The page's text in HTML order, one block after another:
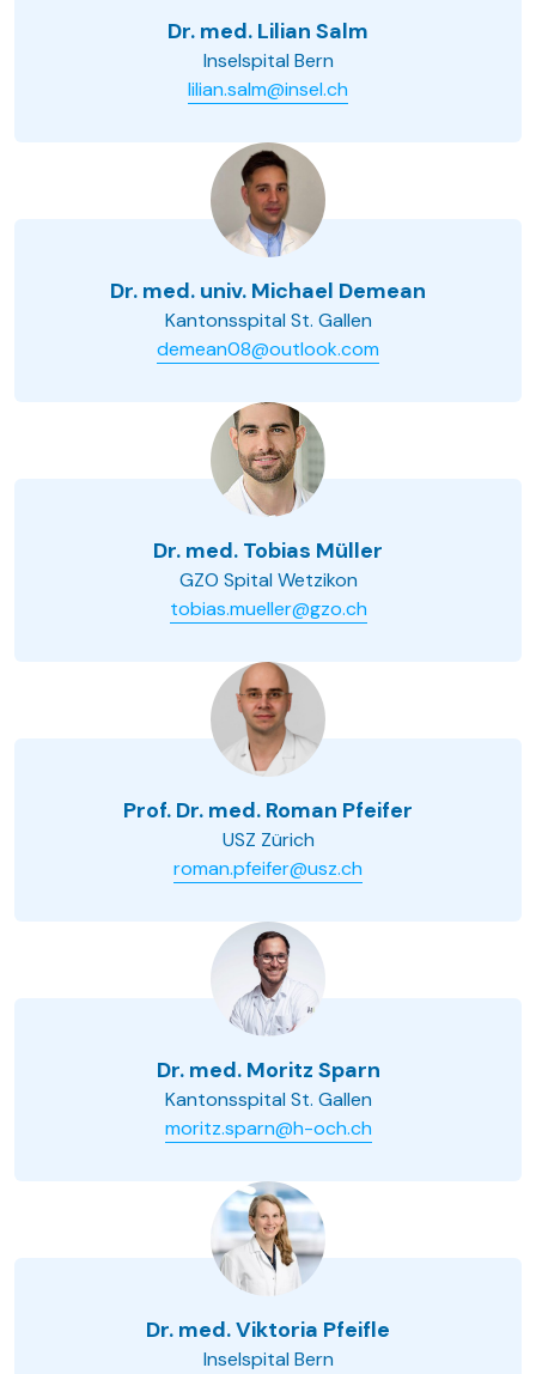
Dr. med. Lilian Salm
Inselspital Bern
lilian.salm@insel.ch
Dr. med. univ. Michael Demean
Kantonsspital St. Gallen
demean08@outlook.com
Dr. med. Tobias Müller
GZO Spital Wetzikon
tobias.mueller@gzo.ch
Prof. Dr. med. Roman Pfeifer
USZ Zürich
roman.pfeifer@usz.ch
Dr. med. Moritz Sparn
Kantonsspital St. Gallen
moritz.sparn@h-och.ch
Dr. med. Viktoria Pfeifle
Inselspital Bern